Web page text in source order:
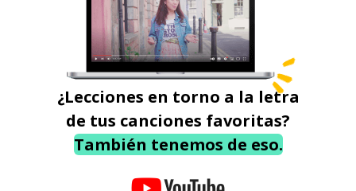
¿Lecciones en torno a la letra
de tus canciones favoritas?
También tenemos de eso.